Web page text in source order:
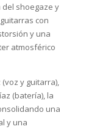
shoegaze y
con
y una
atmosférico
y guitarra),
(batería), la
una
y una